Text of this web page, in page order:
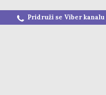
Pridruži se Viber kanalu